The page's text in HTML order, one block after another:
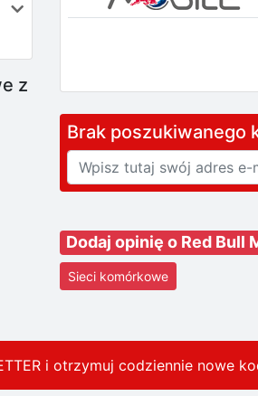
z
Brak poszukiwanego
Dodaj opinię o Red Bull
Sieci komórkowe
i otrzymuj codziennie nowe